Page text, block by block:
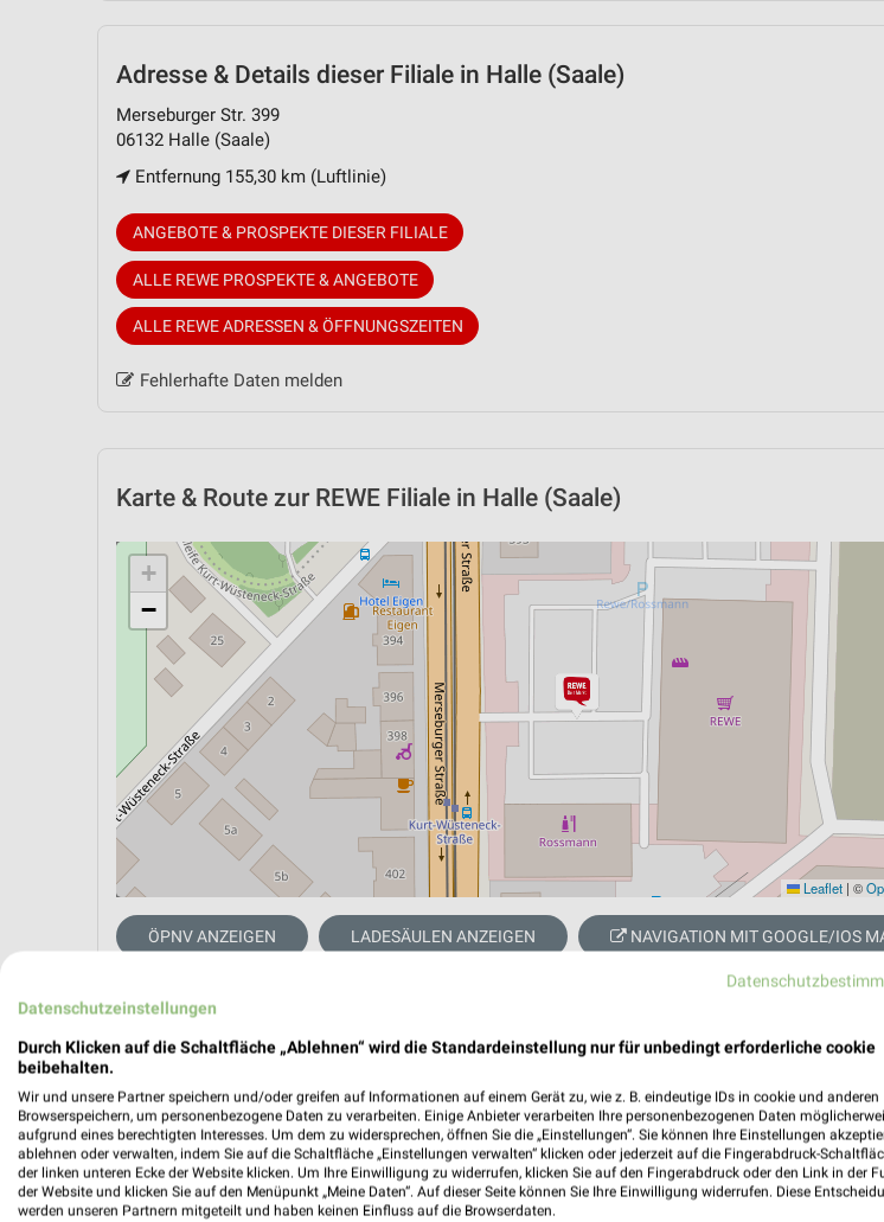
Adresse & Details dieser Filiale in Halle (Saale)
Merseburger Str. 399
06132 Halle (Saale)
Entfernung 155,30 km (Luftlinie)
ANGEBOTE & PROSPEKTE DIESER FILIALE
ALLE REWE PROSPEKTE & ANGEBOTE
ALLE REWE ADRESSEN & ÖFFNUNGSZEITEN
Fehlerhafte Daten melden
Karte & Route zur REWE Filiale in Halle (Saale)
+
−
Leaflet | ©
ÖPNV ANZEIGEN LADESÄULEN ANZEIGEN NAVIGATION MIT GOOGLE/IOS
Anzahl Prospekte: 1
REWE Prospekt für Halle (Saale) ab
Gültig von 03. Aug. bis 08. Aug.
Datenschutzeinstellungen
Durch Klicken auf die Schaltfläche „Ablehnen“ wird die Standardeinstellung nur für unbedingt erforderliche cookie
beibehalten.
Wir und unsere Partner speichern und/oder greifen auf Informationen auf einem Gerät zu, wie z. B. eindeutige IDs in cookie und anderen
Browserspeichern, um personenbezogene Daten zu verarbeiten. Einige Anbieter verarbeiten Ihre personenbezogenen Daten
aufgrund eines berechtigten Interesses. Um dem zu widersprechen, öffnen Sie die „Einstellungen“. Sie können Ihre Einstellungen
ablehnen oder verwalten, indem Sie auf die Schaltfläche „Einstellungen verwalten“ klicken oder jederzeit auf die Fingerabdruck-
der linken unteren Ecke der Website klicken. Um Ihre Einwilligung zu widerrufen, klicken Sie auf den Fingerabdruck oder den Link in der
der Website und klicken Sie auf den Menüpunkt „Meine Daten“. Auf dieser Seite können Sie Ihre Einwilligung widerrufen. Diese
werden unseren Partnern mitgeteilt und haben keinen Einfluss auf die Browserdaten.